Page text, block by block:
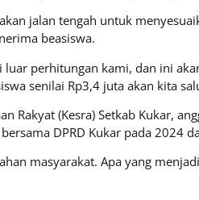
jalan tengah untuk
beasiswa.
perhitungan kami, dan ini
senilai Rp3,4 juta akan kita
Rakyat (Kesra) Setkab Kukar,
DPRD Kukar pada 2024
masyarakat. Apa yang